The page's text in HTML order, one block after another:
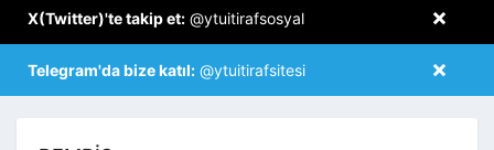
×
X(Twitter)'te takip et: @ytuitirafsosyal
×
Telegram'da bize katıl: @ytuitirafsitesi